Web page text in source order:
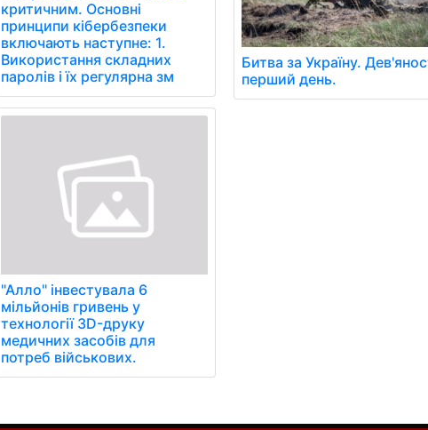
критичним. Основні
принципи кібербезпеки
включають наступне: 1.
Використання складних
паролів і їх регулярна зм
"Алло" інвестувала 6
мільйонів гривень у
технології 3D-друку
медичних засобів для
потреб військових.
Битва за Україну.
перший день.